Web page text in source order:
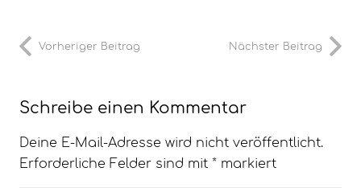
Vorheriger Beitrag Nächster Beitrag
Schreibe einen Kommentar
Deine E-Mail-Adresse wird nicht veröffentlicht.
Erforderliche Felder sind mit * markiert